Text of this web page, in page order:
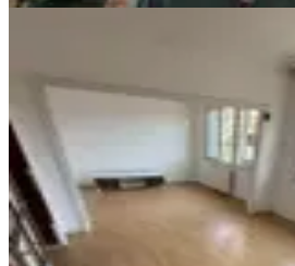
Fatih
Fatih, Akşemsettin
120 m²· 4. Kat
35.000 ₺